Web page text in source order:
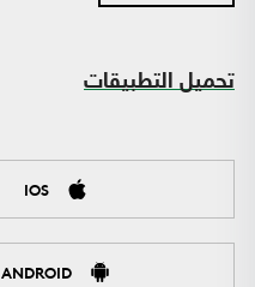
تحميل التطبيقات
IOS
ANDROID